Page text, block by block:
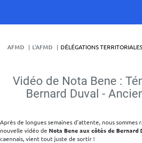
AFMD L'AFMD DÉLÉGATIONS TERRITORIALES
Vidéo de Nota Bene :
Bernard Duval -
Après de longues semaines d'attente, nous sommes
nouvelle vidéo de Nota Bene aux côtés de Bernard
caennais, vient tout juste de sortir !